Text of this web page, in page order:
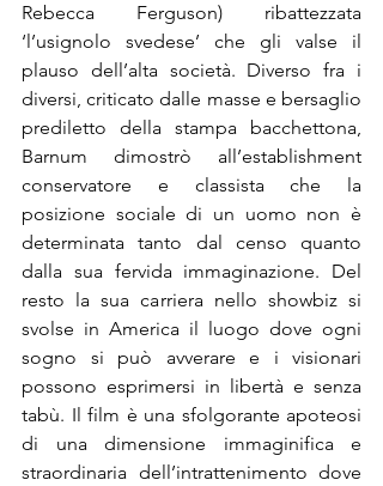
Rebecca Ferguson) ribattezzata
‘l’usignolo svedese’ che gli valse il
plauso dell’alta società. Diverso fra i
diversi, criticato dalle masse e bersaglio
prediletto della stampa bacchettona,
Barnum dimostrò all’establishment
conservatore e classista che la
posizione sociale di un uomo non è
determinata tanto dal censo quanto
dalla sua fervida immaginazione. Del
resto la sua carriera nello showbiz si
svolse in America il luogo dove ogni
sogno si può avverare e i visionari
possono esprimersi in libertà e senza
tabù. Il film è una sfolgorante apoteosi
di una dimensione immaginifica e
straordinaria dell’intrattenimento dove